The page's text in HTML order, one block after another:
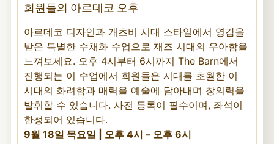
회원들의 아르데코 오후
아르데코 디자인과 개츠비 시대 스타일에서 영감을
받은 특별한 수채화 수업으로 재즈 시대의 우아함을
느껴보세요. 오후 4시부터 6시까지 The Barn에서
진행되는 이 수업에서 회원들은 시대를 초월한 이
시대의 화려함과 매력을 예술에 담아내며 창의력을
발휘할 수 있습니다. 사전 등록이 필수이며, 좌석이
한정되어 있습니다.
9월 18일 목요일 | 오후 4시 – 오후 6시